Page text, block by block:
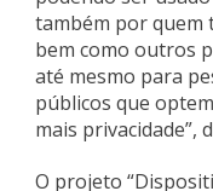
também por quem
bem como outros
até mesmo para
públicos que
mais privacidade”,
O projeto